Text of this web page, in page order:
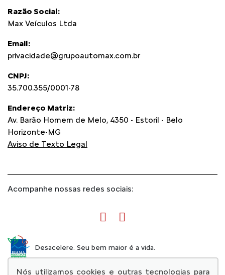
Razão Social:
Max Veículos Ltda
Email:
privacidade@grupoautomax.com.br
CNPJ:
35.700.355/0001-78
Endereço Matriz:
Av. Barão Homem de Melo, 4350 - Estoril - Belo
Horizonte-MG
Aviso de Texto Legal
Acompanhe nossas redes sociais:
Desacelere. Seu bem maior é a vida.
Nós utilizamos cookies e outras tecnologias para